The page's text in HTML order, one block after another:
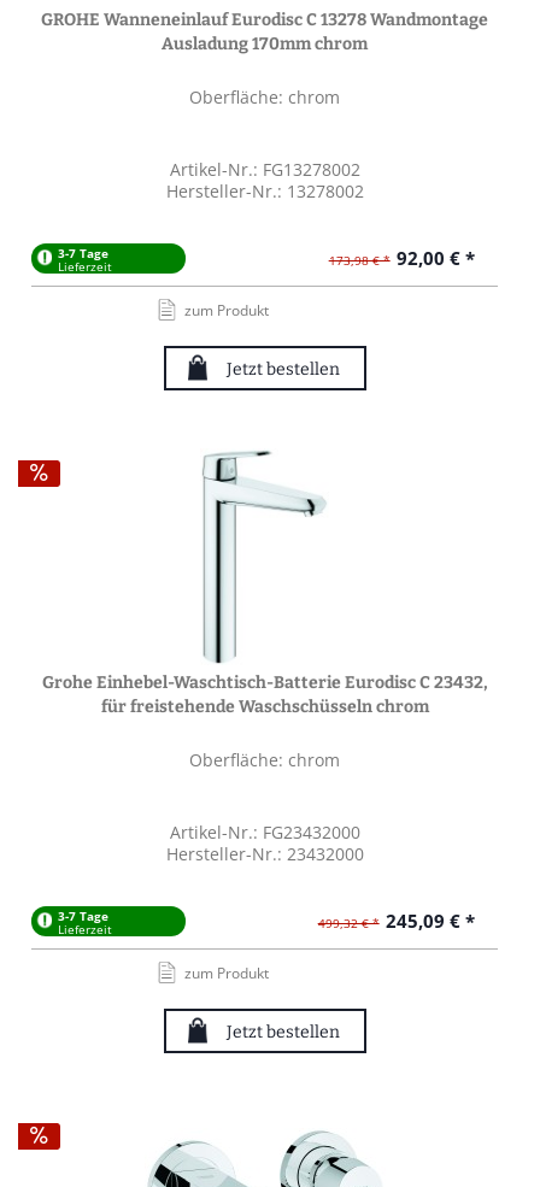
GROHE Wanneneinlauf Eurodisc C 13278 Wandmontage
Ausladung 170mm chrom
Oberfläche: chrom
Artikel-Nr.: FG13278002
Hersteller-Nr.: 13278002
3-7 Tage
Lieferzeit 173,98 € * 92,00 € *
zum Produkt
Jetzt bestellen
Grohe Einhebel-Waschtisch-Batterie Eurodisc C 23432,
für freistehende Waschschüsseln chrom
Oberfläche: chrom
Artikel-Nr.: FG23432000
Hersteller-Nr.: 23432000
3-7 Tage
Lieferzeit 499,32 € * 245,09 € *
zum Produkt
Jetzt bestellen